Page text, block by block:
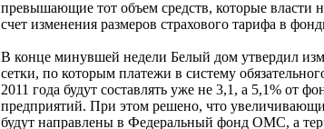
превышающие тот объем средств, которые власти
счет изменения размеров страхового тарифа в
В конце минувшей недели Белый дом утвердил
сетки, по которым платежи в систему
2011 года будут составлять уже не 3,1, а 5,1% от
предприятий. При этом решено, что
будут направлены в Федеральный фонд ОМС, а